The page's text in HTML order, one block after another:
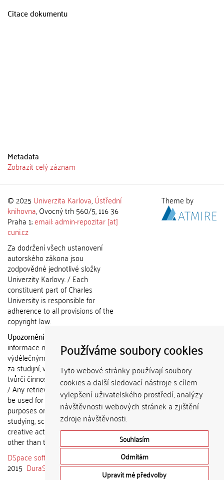
Používáme soubory cookies
Tyto webové stránky používají soubory
cookies a další sledovací nástroje s cílem
vylepšení uživatelského prostředí, analýzy
návštěvnosti webových stránek a zjištění
zdroje návštěvnosti.
Souhlasím
Odmítám
Upravit mé předvolby
Citace dokumentu
Metadata
Zobrazit celý záznam
© 2025 Univerzita Karlova,Ústřední
knihovna, Ovocný trh 560/5, 116 36
Praha 1;email: admin-repozitar [at]
cuni.cz
Za dodržení všech ustanovení
autorského zákona jsou
zodpovědné jednotlivé složky
Univerzity Karlovy. / Each
constituent part of Charles
University is responsible for
adherence to all provisions of the
copyright law.
Upozornění / Notice:
informace nemohou být použity k
výdělečným účelům nebo vydávány
za studijní, vědeckou nebo jinou
tvůrčí činnost jiné osoby než autora.
/ Any retrieved information shall not
be used for any commercial
purposes or claimed as results of
studying, scientific or any other
creative activities of any person
other than the author.
DSpace software
copyright © 2002-
2015 DuraSpace
Theme by